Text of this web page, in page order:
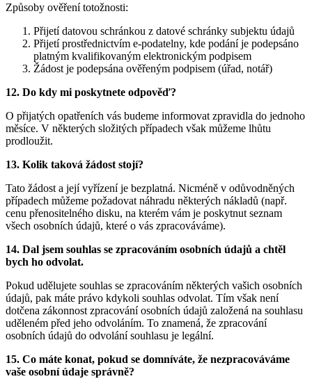
Způsoby ověření totožnosti:
Přijetí datovou schránkou z datové schránky subjektu údajů
Přijetí prostřednictvím e-podatelny, kde podání je podepsáno
platným kvalifikovaným elektronickým podpisem
Žádost je podepsána ověřeným podpisem (úřad, notář)
12. Do kdy mi poskytnete odpověď?
O přijatých opatřeních vás budeme informovat zpravidla do jednoho
měsíce. V některých složitých případech však můžeme lhůtu
prodloužit.
13. Kolik taková žádost stojí?
Tato žádost a její vyřízení je bezplatná. Nicméně v odůvodněných
případech můžeme požadovat náhradu některých nákladů (např.
cenu přenositelného disku, na kterém vám je poskytnut seznam
všech osobních údajů, které o vás zpracováváme).
14. Dal jsem souhlas se zpracováním osobních údajů a chtěl
bych ho odvolat.
Pokud udělujete souhlas se zpracováním některých vašich osobních
údajů, pak máte právo kdykoli souhlas odvolat. Tím však není
dotčena zákonnost zpracování osobních údajů založená na souhlasu
uděleném před jeho odvoláním. To znamená, že zpracování
osobních údajů do odvolání souhlasu je legální.
15. Co máte konat, pokud se domníváte, že nezpracováváme
vaše osobní údaje správně?